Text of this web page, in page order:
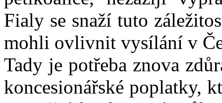
Fialy se snaží tuto
mohli ovlivnit vysílání v
Tady je potřeba znova
koncesionářské poplatky,